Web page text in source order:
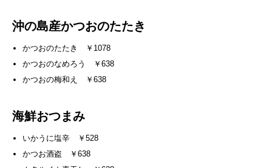
沖の島産かつおのたたき
かつおのたたき ￥1078
かつおのなめろう ￥638
かつおの梅和え ￥638
海鮮おつまみ
いかうに塩辛 ￥528
かつお酒盗 ￥638